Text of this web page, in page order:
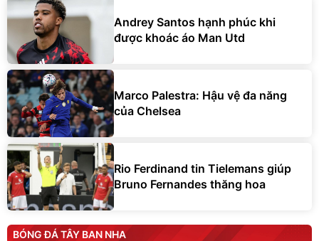
Andrey Santos hạnh phúc khi
được khoác áo Man Utd
Marco Palestra: Hậu vệ đa năng
của Chelsea
Rio Ferdinand tin Tielemans giúp
Bruno Fernandes thăng hoa
BÓNG ĐÁ TÂY BAN NHA